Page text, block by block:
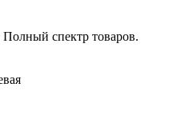
спектр товаров.